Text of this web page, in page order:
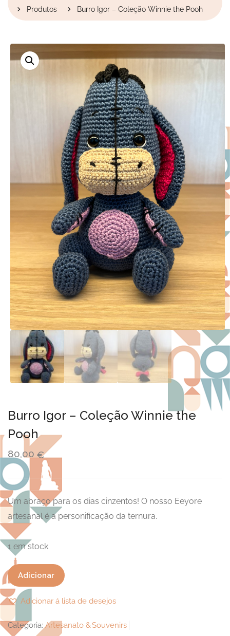
Produtos
Burro Igor – Coleção Winnie the Pooh
Burro Igor – Coleção Winnie the
Pooh
80,00 €
Um abraço para os dias cinzentos! O nosso Eeyore
artesanal é a personificação da ternura.
1 em stock
Quantidade
de
Burro
-
Adicionar
Adicionar á lista de desejos
Categoria:Artesanato & Souvenirs